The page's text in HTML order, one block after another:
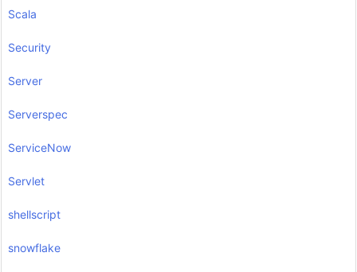
Scala
Security
Server
Serverspec
ServiceNow
Servlet
shellscript
snowflake